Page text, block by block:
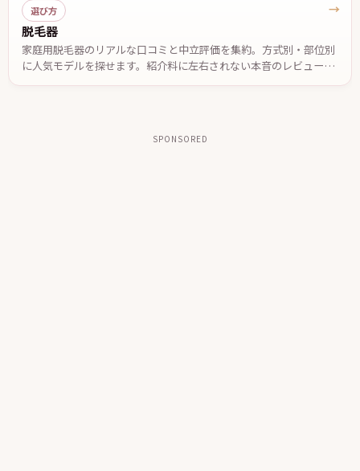
選び方
脱毛器
家庭用脱毛器のリアルな口コミと中立評価を集約。方式別・部位別
に人気モデルを探せます。紹介料に左右されない本音のレビュー
で、自分に合う一台を選べます。
→
SPONSORED